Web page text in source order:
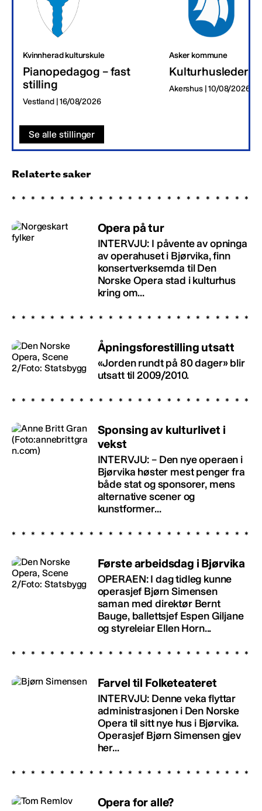
Kvinnherad kulturskule
Pianopedagog – fast
stilling
Vestland | 16/08/2026
Asker kommune
Kulturhusleder
Akershus | 10/08/2026
Se alle stillinger
Relaterte saker
Opera på tur
INTERVJU: I påvente av opninga
av operahuset i Bjørvika, finn
konsertverksemda til Den
Norske Opera stad i kulturhus
kring om...
Åpningsforestilling utsatt
«Jorden rundt på 80 dager» blir
utsatt til 2009/2010.
Sponsing av kulturlivet i
vekst
INTERVJU: – Den nye operaen i
Bjørvika høster mest penger fra
både stat og sponsorer, mens
alternative scener og
kunstformer...
Første arbeidsdag i Bjørvika
OPERAEN: I dag tidleg kunne
operasjef Bjørn Simensen
saman med direktør Bernt
Bauge, ballettsjef Espen Giljane
og styreleiar Ellen Horn...
Farvel til Folketeateret
INTERVJU: Denne veka flyttar
administrasjonen i Den Norske
Opera til sitt nye hus i Bjørvika.
Operasjef Bjørn Simensen gjev
her...
Opera for alle?